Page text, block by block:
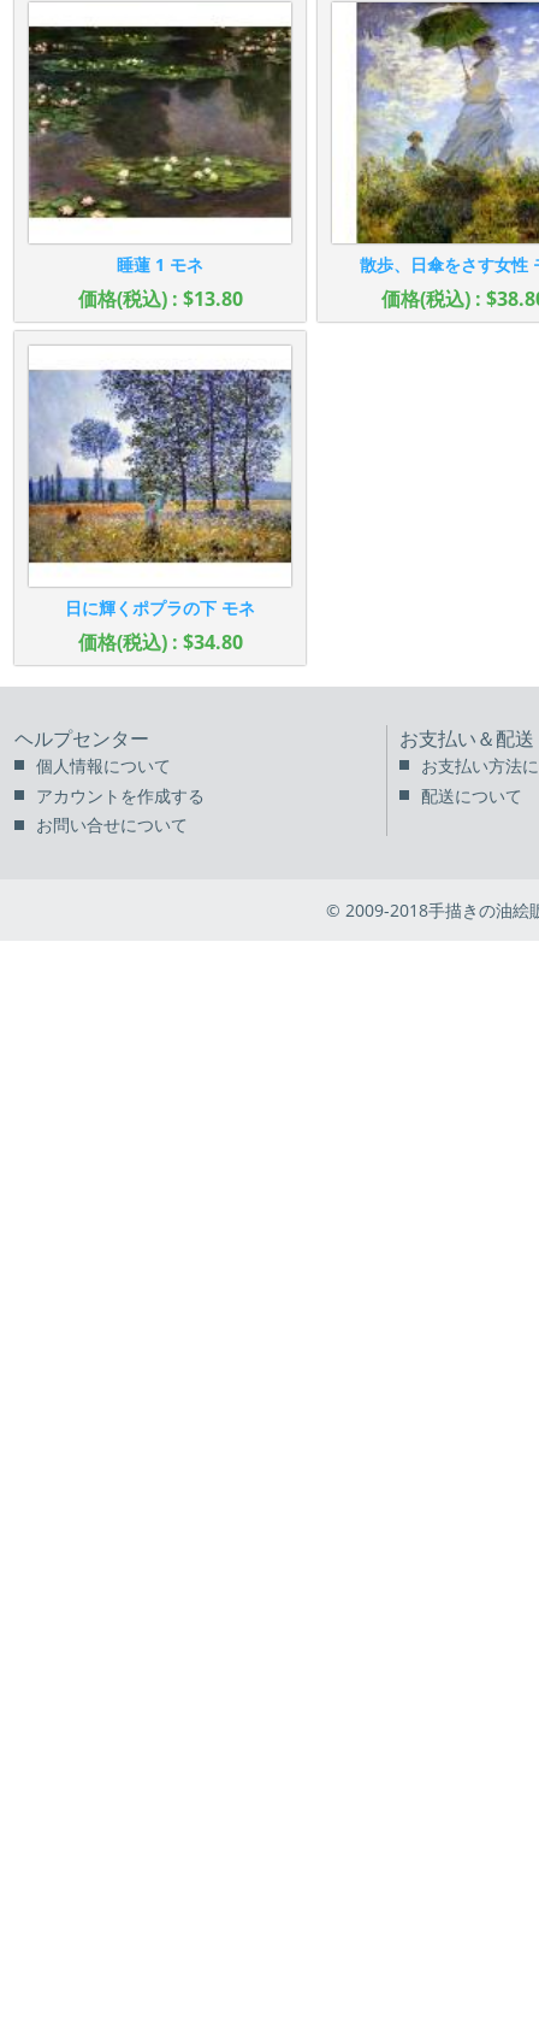
睡蓮 1 モネ
価格(税込) : $13.80
散歩、日傘をさす女性
価格(税込) :
日に輝くポプラの下 モネ
価格(税込) : $34.80
ヘルプセンター
個人情報について
アカウントを作成する
お問い合せについて
お支払い＆配送
お支払い方法
配送について
© 2009-2018手描きの油絵